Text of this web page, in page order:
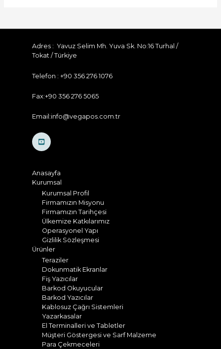
Adres : Yavuz Selim Mh. Yuva Sk. No:16 Turhal /
Tokat / Türkiye
Telefon : +90 356 276 1076
Fax:+90 356 276 5065
Email:info@vegapos.com.tr
Anasayfa
Kurumsal
Kurumsal Profil
Firmamızın Misyonu
Firmamızın Tarihçesi
Ülkemize Katkılarımız
Operasyonel Yapı
Gizlilik Sözleşmesi
Ürünler
Teraziler
Dokunmatik Ekranlar
Fiş Yazıcılar
Barkod Okuyucular
Barkod Yazıcılar
Kablosuz Çağrı Sistemleri
Yazarkasalar
El Terminalleri ve Tabletler
Müşteri Göstergesi ve Sarf Malzeme
Para Çekmeceleri